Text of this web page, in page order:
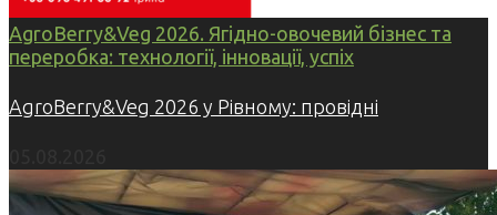
AgroBerry&Veg 2026. Ягідно-овочевий бізнес та
переробка: технології, інновації, успіх
AgroBerry&Veg 2026 у Рівному: провідні